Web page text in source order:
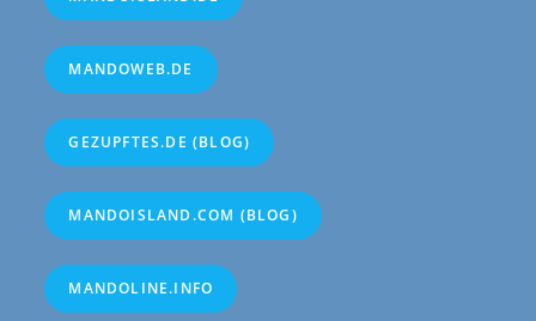
MANDOWEB.DE
GEZUPFTES.DE (BLOG)
MANDOISLAND.COM (BLOG)
MANDOLINE.INFO